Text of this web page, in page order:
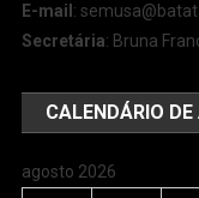
E-mail :
Secretária: Bruna
CALENDÁRIO
agosto 2026